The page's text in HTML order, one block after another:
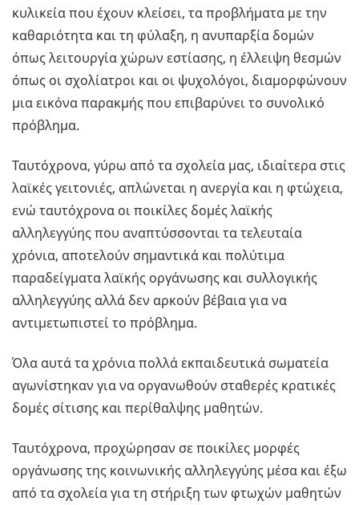
κυλικεία που έχουν κλείσει, τα προβλήματα με την
καθαριότητα και τη φύλαξη, η ανυπαρξία δομών
όπως λειτουργία χώρων εστίασης, η έλλειψη θεσμών
όπως οι σχολίατροι και οι ψυχολόγοι, διαμορφώνουν
μια εικόνα παρακμής που επιβαρύνει το συνολικό
πρόβλημα.
Ταυτόχρονα, γύρω από τα σχολεία μας, ιδιαίτερα στις
λαϊκές γειτονιές, απλώνεται η ανεργία και η φτώχεια,
ενώ ταυτόχρονα οι ποικίλες δομές λαϊκής
αλληλεγγύης που αναπτύσσονται τα τελευταία
χρόνια, αποτελούν σημαντικά και πολύτιμα
παραδείγματα λαϊκής οργάνωσης και συλλογικής
αλληλεγγύης αλλά δεν αρκούν βέβαια για να
αντιμετωπιστεί το πρόβλημα.
Όλα αυτά τα χρόνια πολλά εκπαιδευτικά σωματεία
αγωνίστηκαν για να οργανωθούν σταθερές κρατικές
δομές σίτισης και περίθαλψης μαθητών.
Ταυτόχρονα, προχώρησαν σε ποικίλες μορφές
οργάνωσης της κοινωνικής αλληλεγγύης μέσα και έξω
από τα σχολεία για τη στήριξη των φτωχών μαθητών